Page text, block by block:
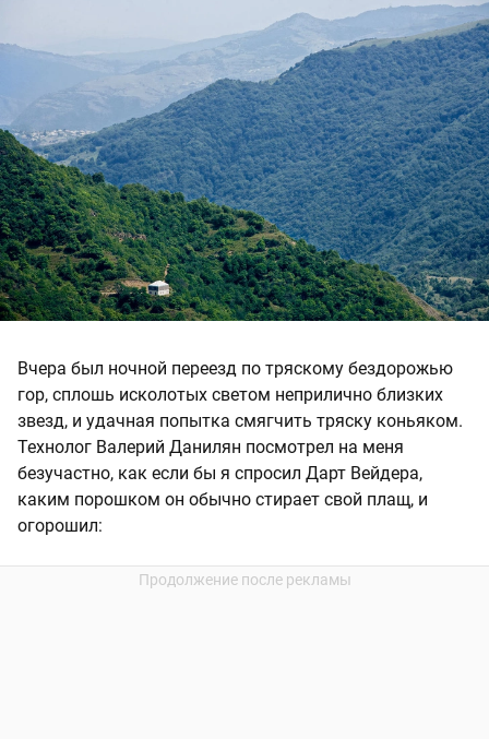
Вчера был ночной переезд по тряскому бездорожью
гор, сплошь исколотых светом неприлично близких
звезд, и удачная попытка смягчить тряску коньяком.
Технолог Валерий Данилян посмотрел на меня
безучастно, как если бы я спросил Дарт Вейдера,
каким порошком он обычно стирает свой плащ, и
огорошил: